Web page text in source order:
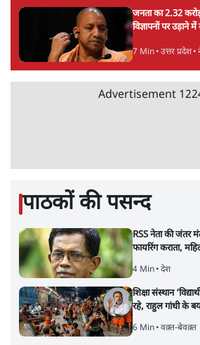
जनता का 2.32 करोड़
विज्ञापनों पर उड़ाने
7 Min• उत्तर प्रदेश•
Advertisement
पाठकों की पसन्द
RSS नेता की जंतर
फायरिंग कराता,
4 Min• देश
शिक्षा संस्थान
रहे, राहुल गांधी के
6 Min• वक़्त-बेवक़्त